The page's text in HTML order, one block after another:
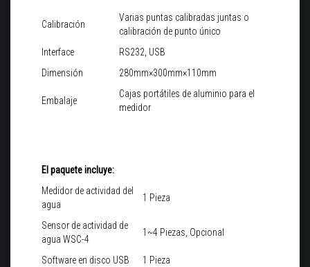
Calibración
Varias puntas calibradas juntas o
calibración de punto único
Interface
RS232, USB
Dimensión
280mm×300mm×110mm
Embalaje
Cajas portátiles de aluminio para el
medidor
El paquete incluye:
Medidor de actividad del
agua
1 Pieza
Sensor de actividad de
agua WSC-4
1~4 Piezas, Opcional
Software en disco USB
1 Pieza